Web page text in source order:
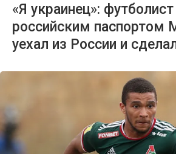
«Я украинец»:
российским паспортом
уехал из России и